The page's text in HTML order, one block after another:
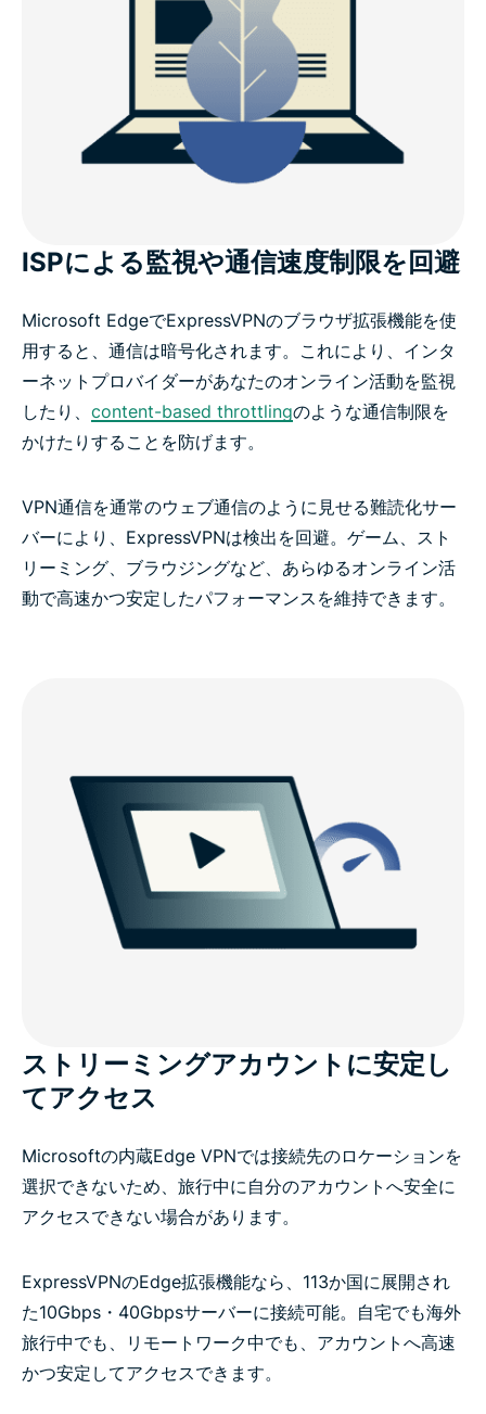
ISPによる監視や通信速度制限を回避
Microsoft EdgeでExpressVPNのブラウザ拡張機能を使
用すると、通信は暗号化されます。これにより、インタ
ーネットプロバイダーがあなたのオンライン活動を監視
したり、 content-based throttlingのような通信制限を
かけたりすることを防げます。
VPN通信を通常のウェブ通信のように見せる難読化サー
バーにより、ExpressVPNは検出を回避。ゲーム、スト
リーミング、ブラウジングなど、あらゆるオンライン活
動で高速かつ安定したパフォーマンスを維持できます。
ストリーミングアカウントに安定し
てアクセス
Microsoftの内蔵Edge VPNでは接続先のロケーションを
選択できないため、旅行中に自分のアカウントへ安全に
アクセスできない場合があります。
ExpressVPNのEdge拡張機能なら、113か国に展開され
た10Gbps・40Gbpsサーバーに接続可能。自宅でも海外
旅行中でも、リモートワーク中でも、アカウントへ高速
かつ安定してアクセスできます。